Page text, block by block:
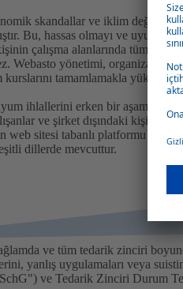
skandallar ve iklim
Bu, hassas olmayı ve uyum
çalışma alanlarında tüm
Webasto yönetimi,
tamamlamakla
ihlallerini erken bir aşamada
ve şirket dışındaki kişiler,
sitesi tabanlı platformu
dillerde mevcuttur.
ve tüm tedarik zinciri
yanlış uygulamaları veya
ve Tedarik Zinciri Durum